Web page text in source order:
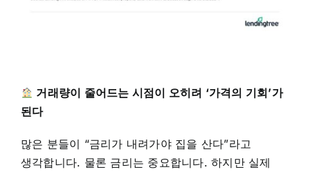
거래량이 줄어드는 시점이 오히려 ‘가격의 기회’가
된다
많은 분들이 “금리가 내려가야 집을 산다”라고
생각합니다. 물론 금리는 중요합니다. 하지만 실제